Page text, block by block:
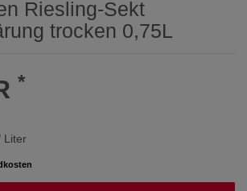
Riesling-Sekt
trocken 0,75L
*
Liter